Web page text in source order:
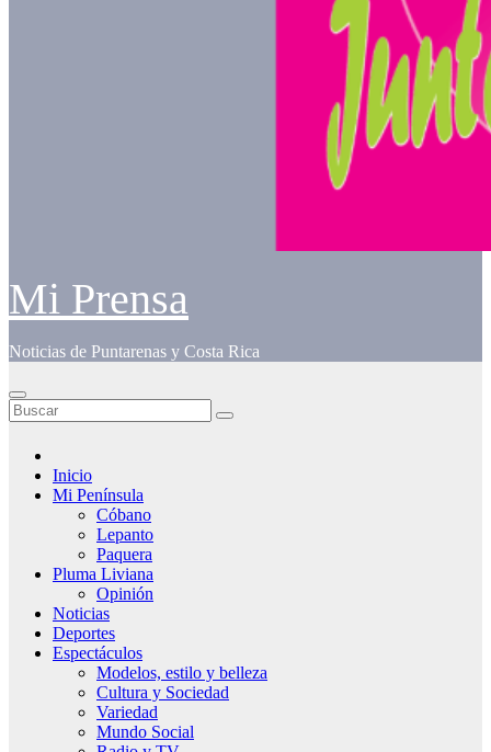
Mi Prensa
Noticias de Puntarenas y Costa Rica
Inicio
Mi Península
Cóbano
Lepanto
Paquera
Pluma Liviana
Opinión
Noticias
Deportes
Espectáculos
Modelos, estilo y belleza
Cultura y Sociedad
Variedad
Mundo Social